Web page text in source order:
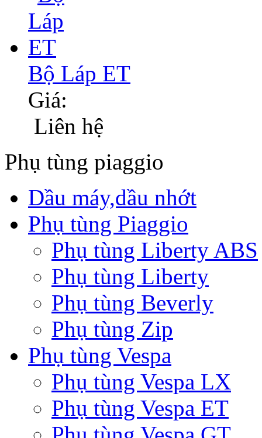
Bộ Láp ET
Giá:
Liên hệ
Phụ tùng piaggio
Dầu máy,dầu nhớt
Phụ tùng Piaggio
Phụ tùng Liberty ABS
Phụ tùng Liberty
Phụ tùng Beverly
Phụ tùng Zip
Phụ tùng Vespa
Phụ tùng Vespa LX
Phụ tùng Vespa ET